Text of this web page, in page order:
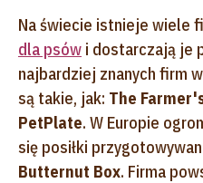
Na świecie istnieje wiele
dla psów i dostarczają je
najbardziej znanych firm
są takie, jak: The
PetPlate. W Europie
się posiłki
Butternut Box. Firma